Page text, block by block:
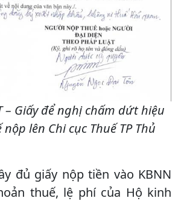
– Giấy để nghị chấm dứt hiệu
lên Chi cục Thuế TP Thủ
đủ giấy nộp tiền vào KBNN
thuế, lệ phí của Hộ kinh